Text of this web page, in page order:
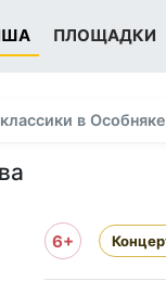
ПЛОЩАДКИ
в
6+